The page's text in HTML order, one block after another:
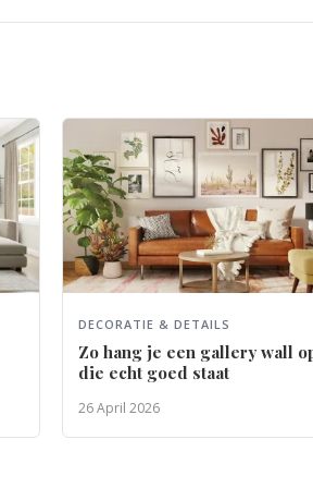
DECORATIE & DETAILS
Zo hang je een gallery wall
die echt goed staat
26 April 2026